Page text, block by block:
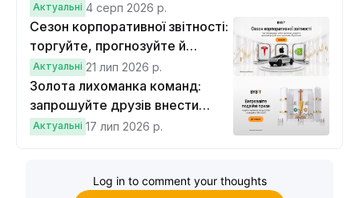
Актуальні 4 серп 2026 р.
Сезон корпоративної звітності:
торгуйте, прогнозуйте й
вигравайте Cybertruck
Актуальні 21 лип 2026 р.
Золота лихоманка команд:
запрошуйте друзів внести
депозит на $100 і торгувати на
Актуальні 17 лип 2026 р.
Log in to comment your thoughts